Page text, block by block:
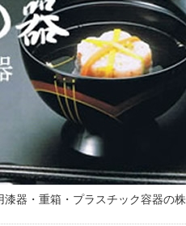
器・重箱・プラスチック容器の